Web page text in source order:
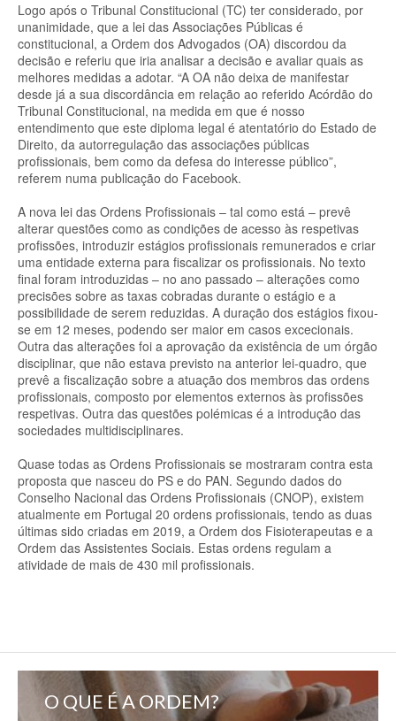
Logo após o Tribunal Constitucional (TC) ter considerado, por
unanimidade, que a lei das Associações Públicas é
constitucional, a Ordem dos Advogados (OA) discordou da
decisão e referiu que iria analisar a decisão e avaliar quais as
melhores medidas a adotar. “A OA não deixa de manifestar
desde já a sua discordância em relação ao referido Acórdão do
Tribunal Constitucional, na medida em que é nosso
entendimento que este diploma legal é atentatório do Estado de
Direito, da autorregulação das associações públicas
profissionais, bem como da defesa do interesse público”,
referem numa publicação do Facebook.
A nova lei das Ordens Profissionais – tal como está – prevê
alterar questões como as condições de acesso às respetivas
profissões, introduzir estágios profissionais remunerados e criar
uma entidade externa para fiscalizar os profissionais. No texto
final foram introduzidas – no ano passado – alterações como
precisões sobre as taxas cobradas durante o estágio e a
possibilidade de serem reduzidas. A duração dos estágios fixou-
se em 12 meses, podendo ser maior em casos excecionais.
Outra das alterações foi a aprovação da existência de um órgão
disciplinar, que não estava previsto na anterior lei-quadro, que
prevê a fiscalização sobre a atuação dos membros das ordens
profissionais, composto por elementos externos às profissões
respetivas. Outra das questões polémicas é a introdução das
sociedades multidisciplinares.
Quase todas as Ordens Profissionais se mostraram contra esta
proposta que nasceu do PS e do PAN. Segundo dados do
Conselho Nacional das Ordens Profissionais (CNOP), existem
atualmente em Portugal 20 ordens profissionais, tendo as duas
últimas sido criadas em 2019, a Ordem dos Fisioterapeutas e a
Ordem das Assistentes Sociais. Estas ordens regulam a
atividade de mais de 430 mil profissionais.
O QUE É A ORDEM?